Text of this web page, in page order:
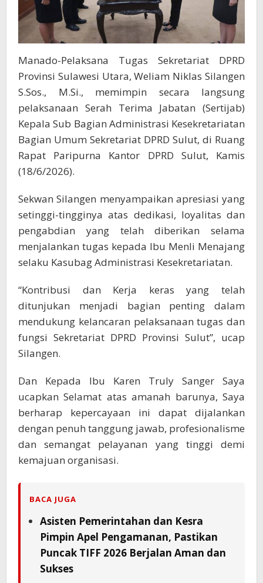
Manado-Pelaksana Tugas Sekretariat DPRD
Provinsi Sulawesi Utara, Weliam Niklas Silangen
S.Sos., M.Si., memimpin secara langsung
pelaksanaan Serah Terima Jabatan (Sertijab)
Kepala Sub Bagian Administrasi Kesekretariatan
Bagian Umum Sekretariat DPRD Sulut, di Ruang
Rapat Paripurna Kantor DPRD Sulut, Kamis
(18/6/2026).
Sekwan Silangen menyampaikan apresiasi yang
setinggi-tingginya atas dedikasi, loyalitas dan
pengabdian yang telah diberikan selama
menjalankan tugas kepada Ibu Menli Menajang
selaku Kasubag Administrasi Kesekretariatan.
“Kontribusi dan Kerja keras yang telah
ditunjukan menjadi bagian penting dalam
mendukung kelancaran pelaksanaan tugas dan
fungsi Sekretariat DPRD Provinsi Sulut”, ucap
Silangen.
Dan Kepada Ibu Karen Truly Sanger Saya
ucapkan Selamat atas amanah barunya, Saya
berharap kepercayaan ini dapat dijalankan
dengan penuh tanggung jawab, profesionalisme
dan semangat pelayanan yang tinggi demi
kemajuan organisasi.
BACA JUGA
Asisten Pemerintahan dan Kesra
Pimpin Apel Pengamanan, Pastikan
Puncak TIFF 2026 Berjalan Aman dan
Sukses